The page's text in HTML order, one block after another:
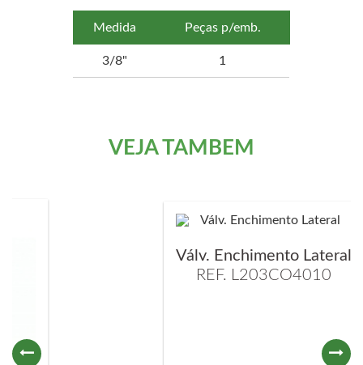
Medida Peças p/emb.
3/8" 1
VEJA TAMBÉM
Válv. Enchimento Lateral
REF. L203CO4010